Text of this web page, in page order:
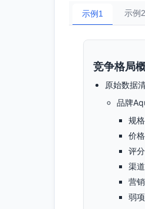
示例1 示例2
竞争格局
原始数据
品牌
规
价
评
渠
营
弱